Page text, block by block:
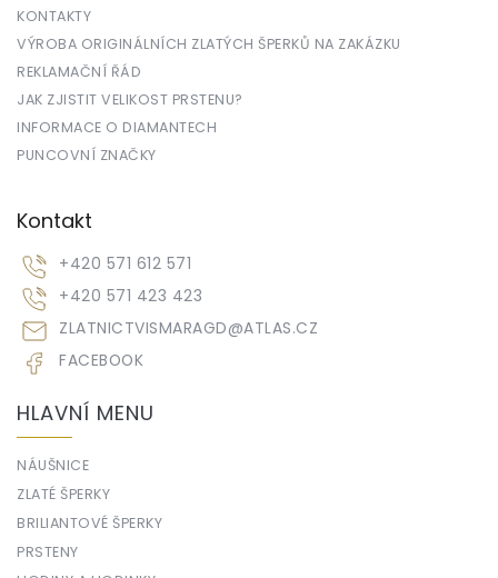
KONTAKTY
VÝROBA ORIGINÁLNÍCH ZLATÝCH ŠPERKŮ NA ZAKÁZKU
REKLAMAČNÍ ŘÁD
JAK ZJISTIT VELIKOST PRSTENU?
INFORMACE O DIAMANTECH
PUNCOVNÍ ZNAČKY
Kontakt
ZLATNICTVISMARAGD@ATLAS.CZ
+420 571 612 571
+420 571 423 423
FACEBOOK
HLAVNÍ MENU
NÁUŠNICE
ZLATÉ ŠPERKY
BRILIANTOVÉ ŠPERKY
PRSTENY